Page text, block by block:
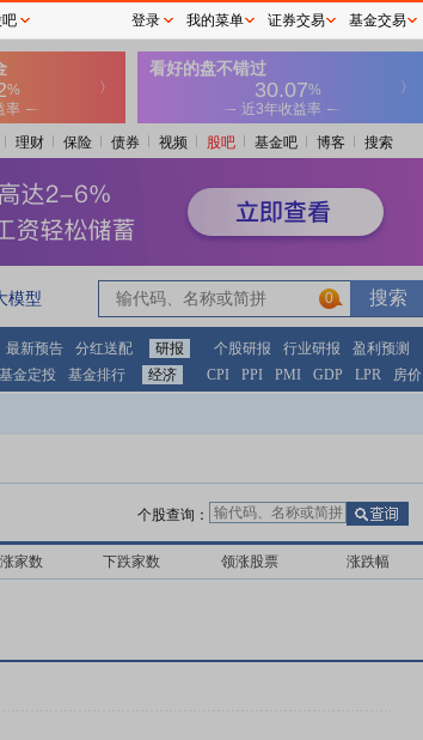
理财 保险 债券 视频 股吧 基金吧 博客 搜索
模型 0
最新预告 分红送配 研报 个股研报 行业研报
盈利预测
基金定投 基金排行 经济 CPI PPI PMI GDP LPR 房价
个股查询：
家数 下跌家数 领涨股票 涨跌幅
吧 登录 我的菜单 证券交易 基金交易